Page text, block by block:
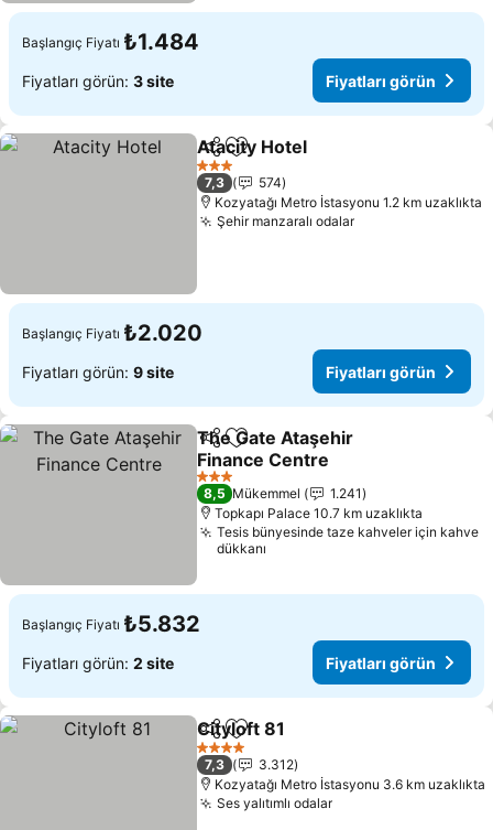
Başlangıç Fiyatı ₺1.484
Fiyatları görün: 3 site Fiyatları görün
PaylaşFavorilerime ekle
Atacity Hotel
3 Yıldız
7,3
574
Kozyatağı Metro İstasyonu 1.2 km uzaklıkta
Şehir manzaralı odalar
Başlangıç Fiyatı ₺2.020
Fiyatları görün: 9 site Fiyatları görün
PaylaşFavorilerime ekle
The Gate Ataşehir
Finance Centre
3 Yıldız
8,5 Mükemmel
1.241
Topkapı Palace 10.7 km uzaklıkta
Tesis bünyesinde taze kahveler için kahve
dükkanı
Başlangıç Fiyatı ₺5.832
Fiyatları görün: 2 site Fiyatları görün
PaylaşFavorilerime ekle
Cityloft 81
4 Yıldız
7,3
3.312
Kozyatağı Metro İstasyonu 3.6 km uzaklıkta
Ses yalıtımlı odalar